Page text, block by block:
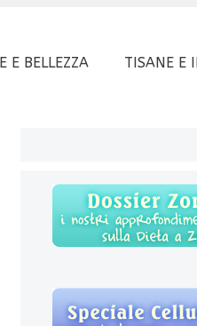
E BELLEZZA TISANE E